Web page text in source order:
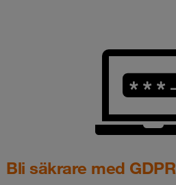
Bli säkrare med GDPR